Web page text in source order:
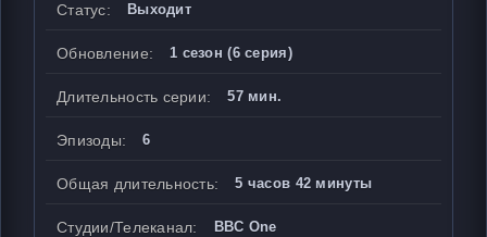
Статус: Выходит
Обновление: 1 сезон (6 серия)
Длительность серии: 57 мин.
Эпизоды: 6
Общая длительность: 5 часов 42 минуты
Студии/Телеканал: BBC One